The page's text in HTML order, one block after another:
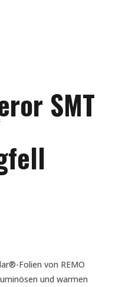
SMT
Folien von REMO
und warmen